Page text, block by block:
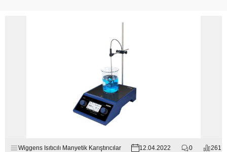
Wiggens Isıtıcılı Manyetik Karıştırıcılar 12.04.2022 0 261